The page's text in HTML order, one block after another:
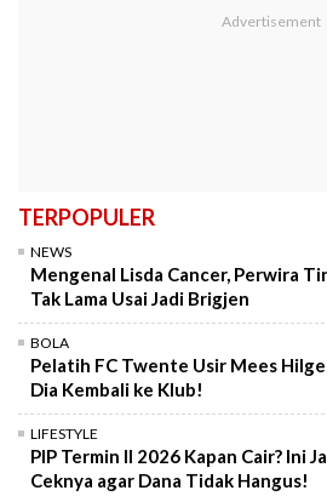
TERPOPULER
NEWS
Mengenal Lisda Cancer, Perwira
Tak Lama Usai Jadi Brigjen
BOLA
Pelatih FC Twente Usir Mees
Dia Kembali ke Klub!
LIFESTYLE
PIP Termin II 2026 Kapan Cair? Ini
Ceknya agar Dana Tidak Hangus!